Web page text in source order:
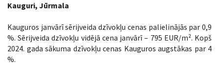
Kauguri, Jūrmala
Kauguros janvārī sērijveida dzīvokļu cenas palielinājās par 0,9
%. Sērijveida dzīvokļu vidējā cena janvārī – 795 EUR/m². Kopš
2024. gada sākuma dzīvokļu cenas Kauguros augstākas par 4
%.